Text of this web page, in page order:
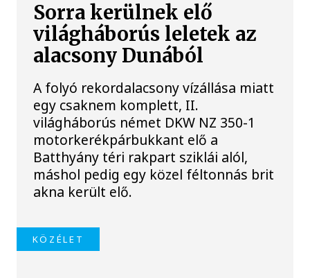
Sorra kerülnek elő
világháborús leletek az
alacsony Dunából
A folyó rekordalacsony vízállása miatt
egy csaknem komplett, II.
világháborús német DKW NZ 350-1
motorkerékpárbukkant elő a
Batthyány téri rakpart sziklái alól,
máshol pedig egy közel féltonnás brit
akna került elő.
KÖZÉLET